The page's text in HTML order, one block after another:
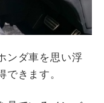
ンダ車を思い浮
きます。